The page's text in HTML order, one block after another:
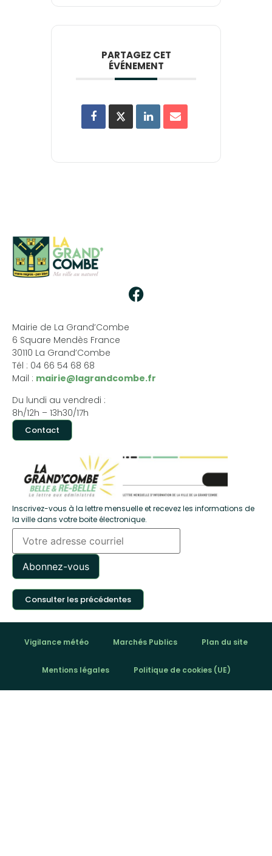
PARTAGEZ CET
ÉVÉNEMENT
Mairie de La Grand’Combe
6 Square Mendès France
30110 La Grand’Combe
Tél : 04 66 54 68 68
Mail : mairie@lagrandcombe.fr
Du lundi au vendredi :
8h/12h – 13h30/17h
Contact
Inscrivez-vous à la lettre mensuelle et recevez les informations de
la ville dans votre boite électronique.
Consulter les précédentes
Vigilance météo Marchés Publics Plan du site
Mentions légales Politique de cookies (UE)